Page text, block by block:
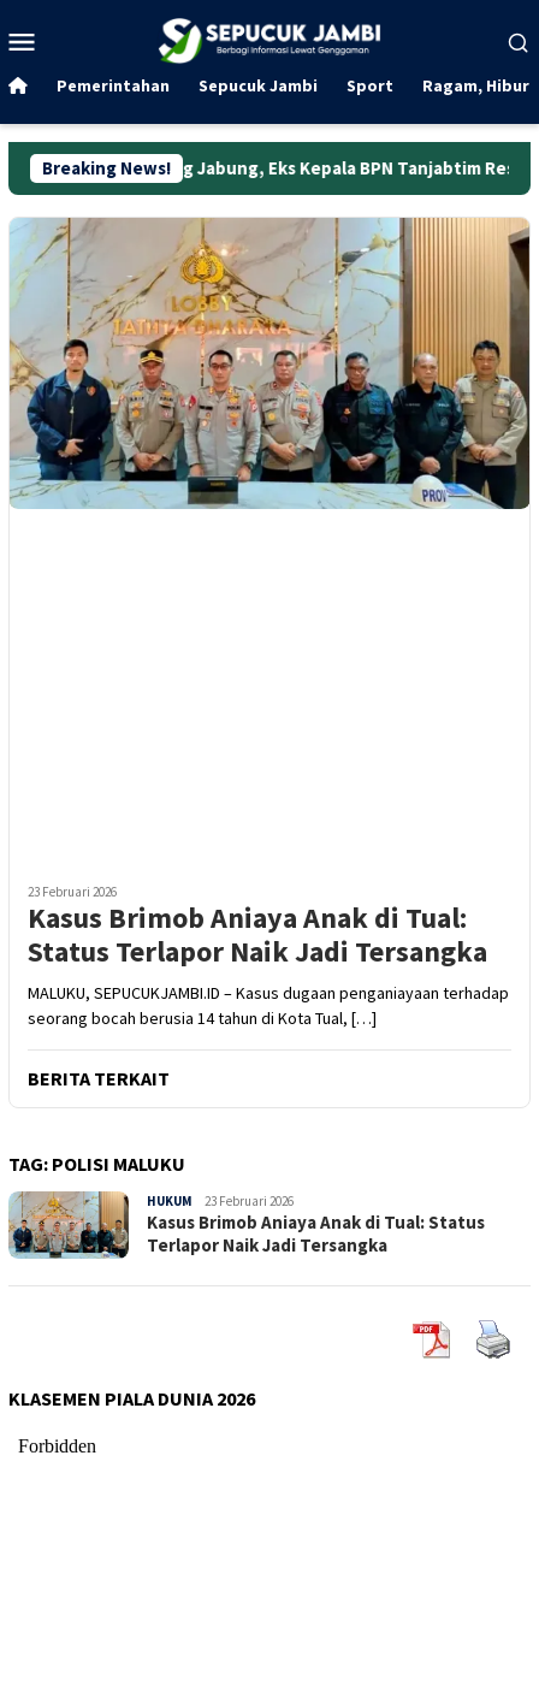
ke
Mobile
Pemerintahan Sepucuk Jambi Sport Ragam,
Breaking News!
Ujung Jabung, Eks Kepala BPN Tanjabtim Resmi Ditahan
23 Februari 2026
Kasus Brimob Aniaya Anak di Tual:
Status Terlapor Naik Jadi Tersangka
MALUKU, SEPUCUKJAMBI.ID – Kasus dugaan penganiayaan terhadap
seorang bocah berusia 14 tahun di Kota Tual, […]
BERITA TERKAIT
TAG: POLISI MALUKU
HUKUM Sepucuk
Jambi
23 Februari 2026
Kasus Brimob Aniaya Anak di Tual: Status
Terlapor Naik Jadi Tersangka
KLASEMEN PIALA DUNIA 2026